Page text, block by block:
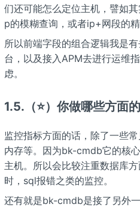
们还可能怎么定位主机，譬如
p的模糊查询，或者ip+网段的精
所以前端字段的组合逻辑我是
台，以及接入APM去进行运维
虑。
1.5.（⭐）你做哪些方面
监控指标方面的话，除了一些
内存等。因为bk-cmdb它的核
主机。所以会比较注重数据库
时，sql报错之类的监控。
还有就是bk-cmdb是接了另外